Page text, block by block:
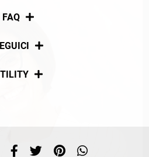
Chi siamo
FAQ
Social
ricerche